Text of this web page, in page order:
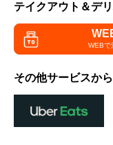
テイクアウト＆デ
WEBで
その他サービスか